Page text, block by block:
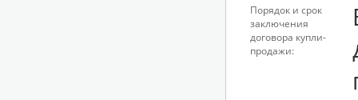
Порядок и срок
заключения
договора купли-
продажи: